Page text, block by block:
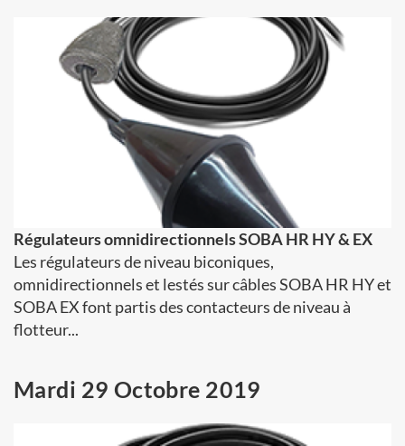
Régulateurs omnidirectionnels SOBA HR HY & EX
Les régulateurs de niveau biconiques,
omnidirectionnels et lestés sur câbles SOBA HR HY et
SOBA EX font partis des contacteurs de niveau à
flotteur...
Mardi 29 Octobre 2019